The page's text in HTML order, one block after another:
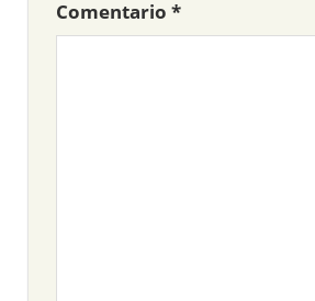
Comentario *